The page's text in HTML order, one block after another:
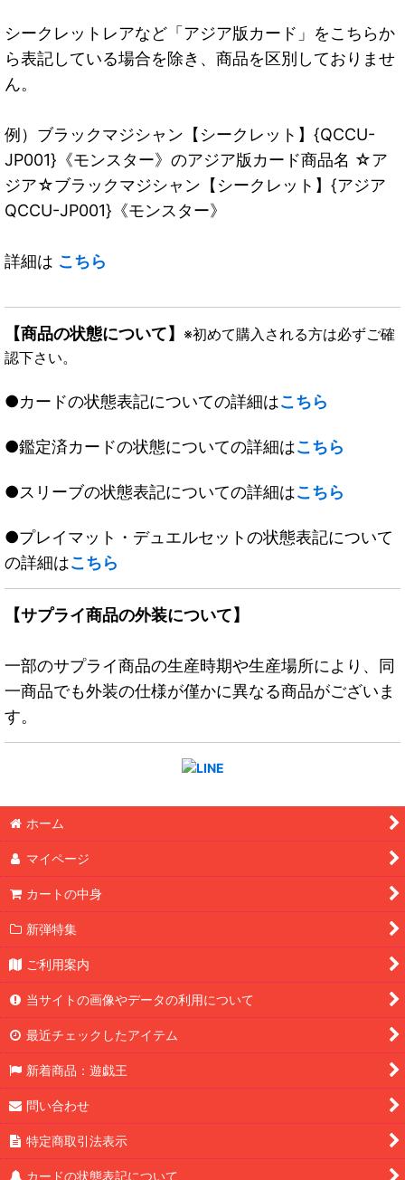
シークレットレアなど「アジア版カード」をこちらか
ら表記している場合を除き、商品を区別しておりませ
ん。
例）ブラックマジシャン【シークレット】{QCCU-
JP001}《モンスター》のアジア版カード商品名 ☆ア
ジア☆ブラックマジシャン【シークレット】{アジア
QCCU-JP001}《モンスター》
詳細は こちら
【商品の状態について】 ※初めて購入される方は必ずご確
認下さい。
●カードの状態表記についての詳細はこちら
●鑑定済カードの状態についての詳細はこちら
●スリーブの状態表記についての詳細はこちら
●プレイマット・デュエルセットの状態表記について
の詳細はこちら
【サプライ商品の外装について】
一部のサプライ商品の生産時期や生産場所により、同
一商品でも外装の仕様が僅かに異なる商品がございま
す。
ホーム
マイページ
カートの中身
新弾特集
ご利用案内
当サイトの画像やデータの利用について
最近チェックしたアイテム
新着商品：遊戯王
問い合わせ
特定商取引法表示
カードの状態表記について